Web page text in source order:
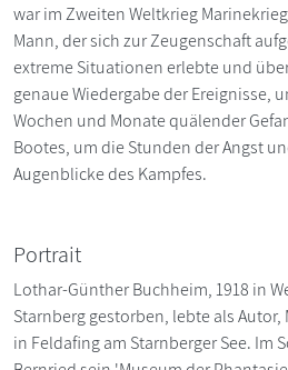
war im Zweiten Weltkrieg
Mann, der sich zur Zeugenschaft
extreme Situationen erlebte und
genaue Wiedergabe der Ereignisse,
Wochen und Monate quälender
Bootes, um die Stunden der Angst
Augenblicke des Kampfes.
Portrait
Lothar-Günther Buchheim, 1918 in
Starnberg gestorben, lebte als
in Feldafing am Starnberger See. Im